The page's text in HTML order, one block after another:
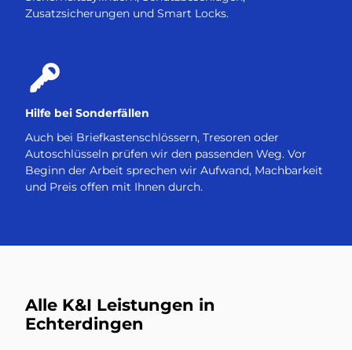
Zusatzsicherungen und Smart Locks.
Hilfe bei Sonderfällen
Auch bei Briefkastenschlössern, Tresoren oder
Autoschlüsseln prüfen wir den passenden Weg. Vor
Beginn der Arbeit sprechen wir Aufwand, Machbarkeit
und Preis offen mit Ihnen durch.
Alle K&I Leistungen in
Echterdingen